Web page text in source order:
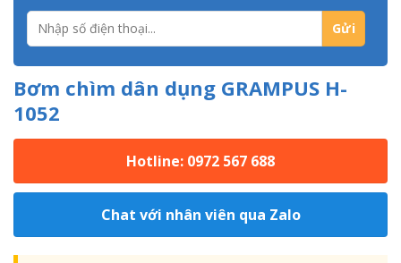
Bơm chìm dân dụng GRAMPUS H-
1052
Hotline: 0972 567 688
Chat với nhân viên qua Zalo